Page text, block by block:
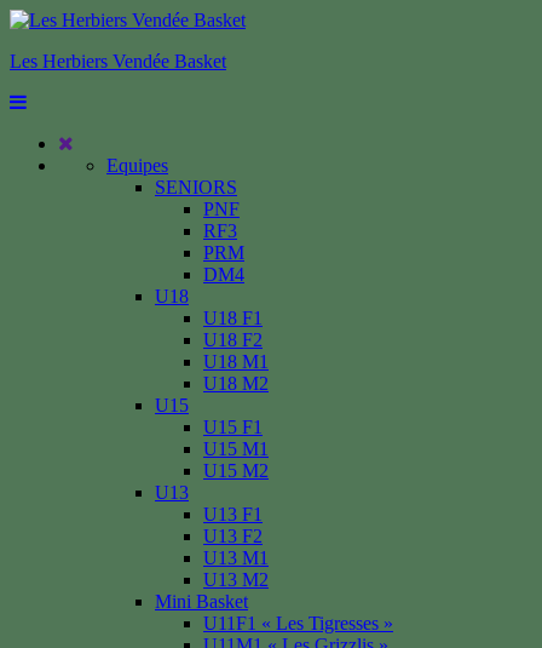
Les Herbiers Vendée Basket
Equipes
SENIORS
PNF
RF3
PRM
DM4
U18
U18 F1
U18 F2
U18 M1
U18 M2
U15
U15 F1
U15 M1
U15 M2
U13
U13 F1
U13 F2
U13 M1
U13 M2
Mini Basket
U11F1 « Les Tigresses »